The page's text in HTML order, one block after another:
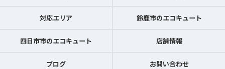
対応エリア 鈴鹿市のエコキュート
四日市市のエコキュート 店舗情報
ブログ お問い合わせ